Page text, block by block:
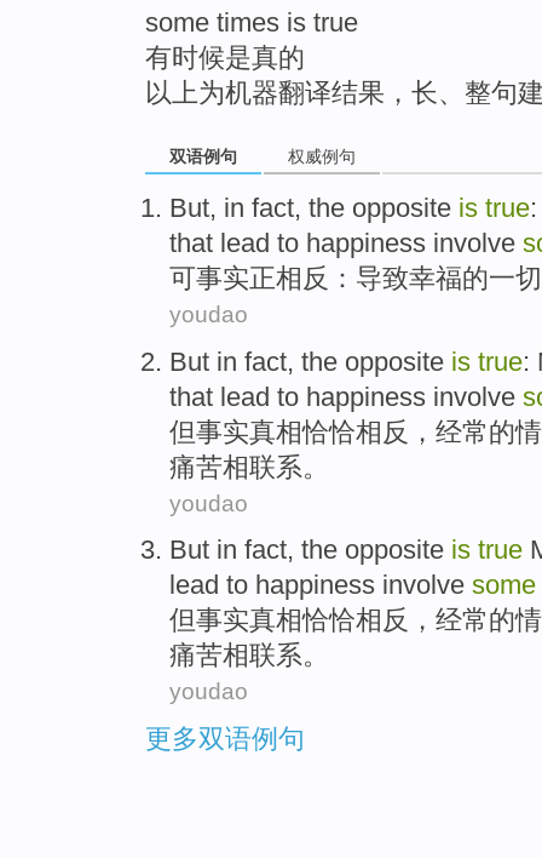
some times is true
有时候是真的
以上为机器翻译结果，长、整句
双语例句 权威例句
But, in fact, the opposite is true
that lead to happiness involve
可事实正相反 ： 导致幸福的一切
youdao
But in fact, the opposite is true:
that lead to happiness involve
但事实真相恰恰相反 ，经常的
痛苦相联系。
youdao
But in fact, the opposite is true
lead to happiness involve some
但事实真相恰恰相反 ，经常的
痛苦相联系。
youdao
更多双语例句